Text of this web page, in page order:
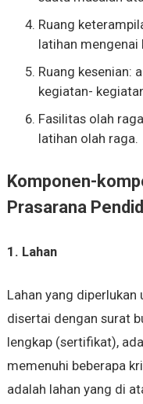
Ruang
latihan mengenai
Ruang kesenian:
kegiatan-
Fasilitas olah
latihan olah raga.
Komponen-
Prasarana
1. Lahan
Lahan yang
disertai dengan surat
lengkap (sertifikat),
memenuhi beberapa
adalah lahan yang di